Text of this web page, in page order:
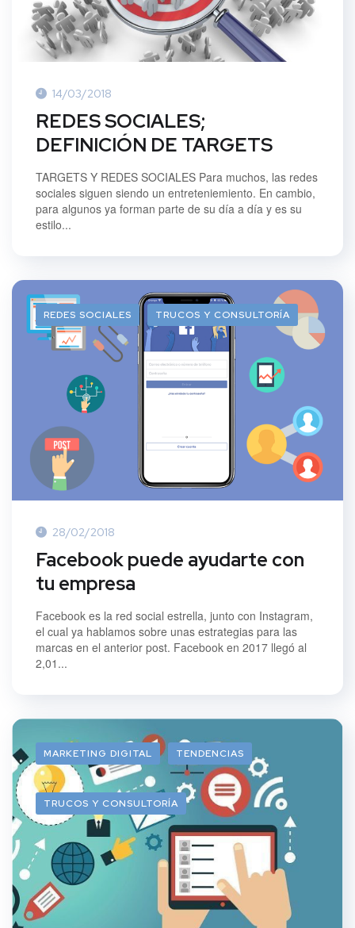
14/03/2018
REDES SOCIALES;
DEFINICIÓN DE TARGETS
TARGETS Y REDES SOCIALES Para muchos, las redes
sociales siguen siendo un entreteniemiento. En cambio,
para algunos ya forman parte de su día a día y es su
estilo...
REDES SOCIALES TRUCOS Y CONSULTORÍA
28/02/2018
Facebook puede ayudarte con
tu empresa
Facebook es la red social estrella, junto con Instagram,
el cual ya hablamos sobre unas estrategias para las
marcas en el anterior post. Facebook en 2017 llegó al
2,01...
MARKETING DIGITAL TENDENCIAS
TRUCOS Y CONSULTORÍA